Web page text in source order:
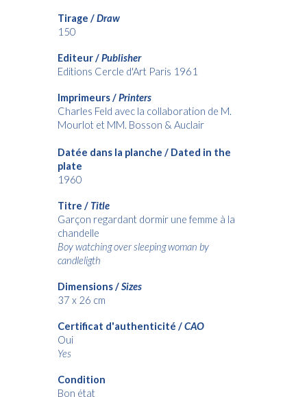
Tirage /Draw
150
Editeur /Publisher
Editions Cercle d'Art Paris 1961
Imprimeurs /Printers
Charles Feld avec la collaboration de M.
Mourlot et MM. Bosson & Auclair
Datée dans la planche / Dated in the
plate
1960
Titre / Title
Garçon regardant dormir une femme à la
chandelle
Boy watching over sleeping woman by
candleligth
Dimensions /Sizes
37 x 26 cm
Certificat d'authenticité /CAO
Oui
Yes
Condition
Bon état